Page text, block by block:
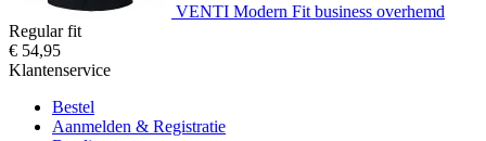
VENTI Modern Fit business overhemd
Regular fit
€ 54,95
Klantenservice
Bestel
Aanmelden & Registratie